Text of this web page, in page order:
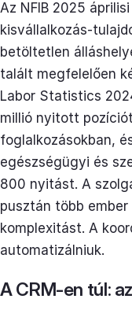
Az NFIB 2025
kisvállalkozás-
betöltetlen
talált megfelelően
Labor Statistics
millió nyitott
foglalkozásokban,
egészségügyi és
800 nyitást. A
pusztán több
komplexitást. A
automatizálniuk.
A CRM-en túl: